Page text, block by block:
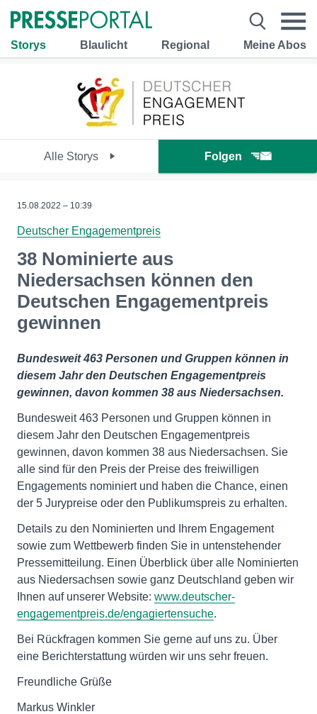
Storys Blaulicht Regional Meine Abos
Alle Storys Folgen
15.08.2022 – 10:39
Deutscher Engagementpreis
38 Nominierte aus
Niedersachsen können den
Deutschen Engagementpreis
gewinnen
Bundesweit 463 Personen und Gruppen können in
diesem Jahr den Deutschen Engagementpreis
gewinnen, davon kommen 38 aus Niedersachsen.
Bundesweit 463 Personen und Gruppen können in
diesem Jahr den Deutschen Engagementpreis
gewinnen, davon kommen 38 aus Niedersachsen. Sie
alle sind für den Preis der Preise des freiwilligen
Engagements nominiert und haben die Chance, einen
der 5 Jurypreise oder den Publikumspreis zu erhalten.
Details zu den Nominierten und Ihrem Engagement
sowie zum Wettbewerb finden Sie in untenstehender
Pressemitteilung. Einen Überblick über alle Nominierten
aus Niedersachsen sowie ganz Deutschland geben wir
Ihnen auf unserer Website: www.deutscher-
engagementpreis.de/engagiertensuche.
Bei Rückfragen kommen Sie gerne auf uns zu. Über
eine Berichterstattung würden wir uns sehr freuen.
Freundliche Grüße
Markus Winkler